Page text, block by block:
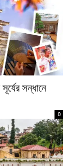
সন্ধানে
0